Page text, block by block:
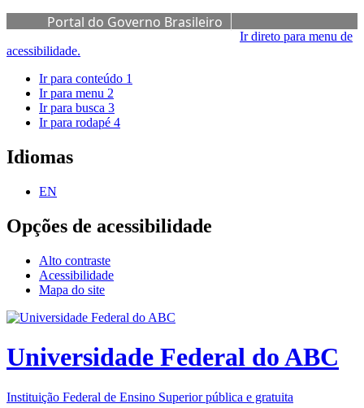
Portal do Governo Brasileiro
Ir direto para menu de
acessibilidade.
Ir para conteúdo 1
Ir para menu 2
Ir para busca 3
Ir para rodapé 4
Idiomas
EN
Opções de acessibilidade
Alto contraste
Acessibilidade
Mapa do site
Universidade Federal do ABC
Instituição Federal de Ensino Superior pública e gratuita